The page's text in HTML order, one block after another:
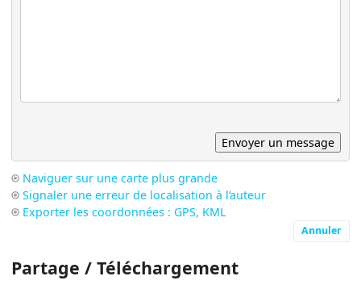
Naviguer sur une carte plus grande
Signaler une erreur de localisation à l’auteur
Exporter les coordonnées : GPS, KML
Annuler
Partage / Téléchargement